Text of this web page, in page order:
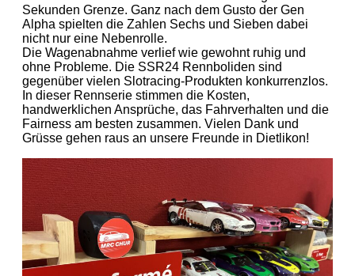
Sekunden Grenze. Ganz nach dem Gusto der Gen
Alpha spielten die Zahlen Sechs und Sieben dabei
nicht nur eine Nebenrolle.
Die Wagenabnahme verlief wie gewohnt ruhig und
ohne Probleme. Die SSR24 Rennboliden sind
gegenüber vielen Slotracing-Produkten konkurrenzlos.
In dieser Rennserie stimmen die Kosten,
handwerklichen Ansprüche, das Fahrverhalten und die
Fairness am besten zusammen. Vielen Dank und
Grüsse gehen raus an unsere Freunde in Dietlikon!